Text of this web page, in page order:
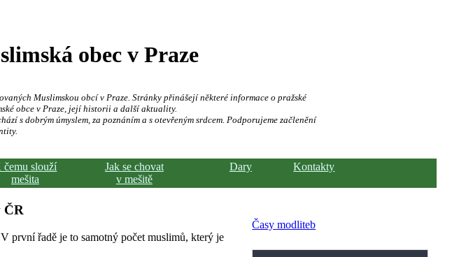
obec v Praze
Muslimskou obcí v Praze. Stránky přinášejí některé informace o pražské
obce v Praze, její historii a další aktuality.
s dobrým úmyslem, za poznáním a s otevřeným srdcem. Podporujeme začlenění
čemu slouží
mešita
Jak se chovat
v mešitě
Dary Kontakty
ČR
první řadě je to samotný počet muslimů, který je
Časy modliteb